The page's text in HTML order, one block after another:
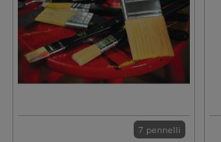
7 pennelli